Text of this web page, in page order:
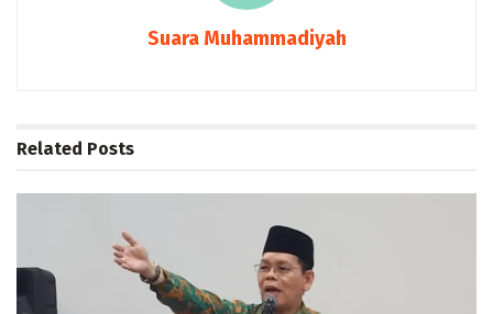
Suara Muhammadiyah
Related Posts